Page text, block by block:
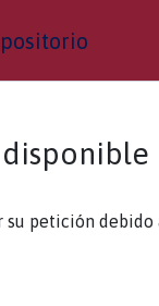
su petición